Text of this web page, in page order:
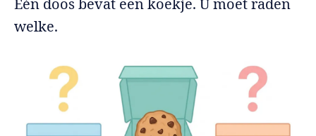
Eén doos bevat een koekje. U moet raden
welke.